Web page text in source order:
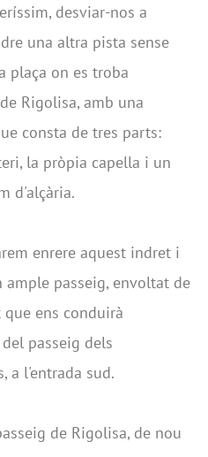
desviar-nos a
una altra pista sense
plaça on es troba
Rigolisa, amb una
consta de tres parts:
la pròpia capella i un
d'alçària.
enrere aquest indret i
ample passeig, envoltat de
ens conduirà
passeig dels
a l'entrada sud.
de Rigolisa, de nou